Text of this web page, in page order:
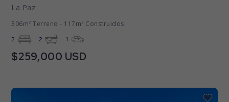
La Paz
306m² Terreno - 117m² Construidos
2 2 1
$259,000 USD